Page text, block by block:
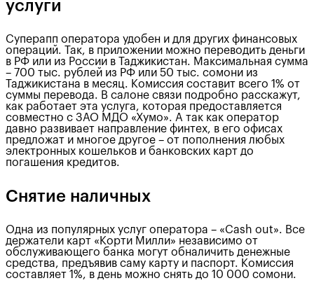
услуги
Суперапп оператора удобен и для других финансовых
операций. Так, в приложении можно переводить деньги
в РФ или из России в Таджикистан. Максимальная сумма
– 700 тыс. рублей из РФ или 50 тыс. сомони из
Таджикистана в месяц. Комиссия составит всего 1% от
суммы перевода. В салоне связи подробно расскажут,
как работает эта услуга, которая предоставляется
совместно с ЗАО МДО «Хумо». А так как оператор
давно развивает направление финтех, в его офисах
предложат и многое другое – от пополнения любых
электронных кошельков и банковских карт до
погашения кредитов.
Снятие наличных
Одна из популярных услуг оператора – «Cash out». Все
держатели карт «Корти Милли» независимо от
обслуживающего банка могут обналичить денежные
средства, предъявив саму карту и паспорт. Комиссия
составляет 1%, в день можно снять до 10 000 сомони.